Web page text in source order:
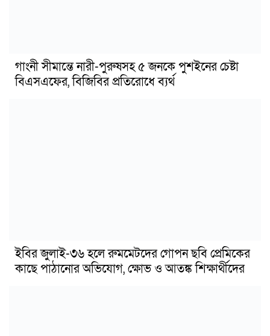
গাংনী সীমান্তে নারী-পুরুষসহ ৫ জনকে পুশইনের চেষ্টা
বিএসএফের, বিজিবির প্রতিরোধে ব্যর্থ
ইবির জুলাই-৩৬ হলে রুমমেটদের গোপন ছবি প্রেমিকের
কাছে পাঠানোর অভিযোগ, ক্ষোভ ও আতঙ্ক শিক্ষার্থীদের